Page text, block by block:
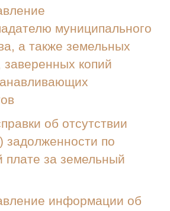
муниципального
а также земельных
заверенных копий
об отсутствии
задолженности по
плате за земельный
информации об